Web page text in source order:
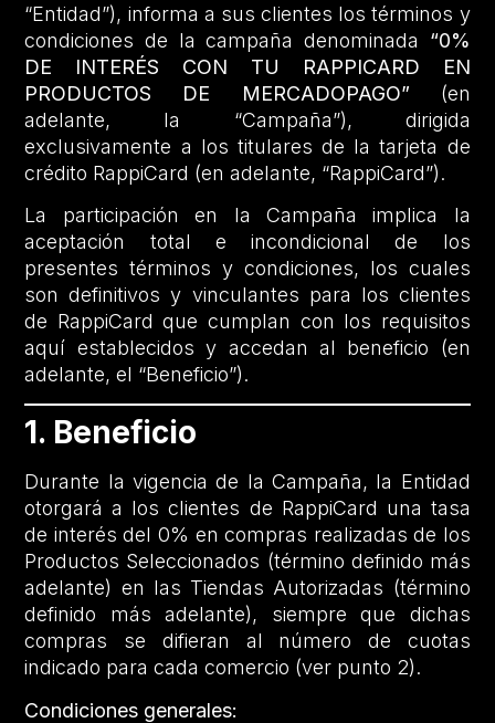
“Entidad”), informa a sus clientes los términos y
condiciones de la campaña denominada “0%
DE INTERÉS CON TU RAPPICARD EN
PRODUCTOS DE MERCADOPAGO” (en
adelante, la “Campaña”), dirigida
exclusivamente a los titulares de la tarjeta de
crédito RappiCard (en adelante, “RappiCard”).
La participación en la Campaña implica la
aceptación total e incondicional de los
presentes términos y condiciones, los cuales
son definitivos y vinculantes para los clientes
de RappiCard que cumplan con los requisitos
aquí establecidos y accedan al beneficio (en
adelante, el “Beneficio”).
1. Beneficio
Durante la vigencia de la Campaña, la Entidad
otorgará a los clientes de RappiCard una tasa
de interés del 0% en compras realizadas de los
Productos Seleccionados (término definido más
adelante) en las Tiendas Autorizadas (término
definido más adelante), siempre que dichas
compras se difieran al número de cuotas
indicado para cada comercio (ver punto 2).
Condiciones generales: